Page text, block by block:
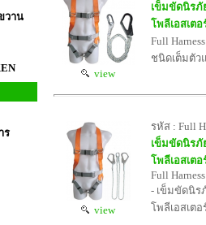
วาน
ร
view
เข็มขัดนิรภั
โพลีเอสเตอ
Full
ชนิดเต็มตัว
view
รหัส : Full
เข็มขัดนิรภั
โพลีเอสเตอ
Full
- เข็มขัดนิร
โพลีเอสเตอ